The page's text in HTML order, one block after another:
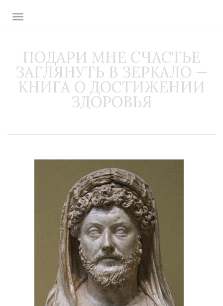
TOGGLE NAVIGATION
ПОДАРИ МНЕ СЧАСТЬЕ
ЗАГЛЯНУТЬ В ЗЕРКАЛО —
КНИГА О ДОСТИЖЕНИИ
ЗДОРОВЬЯ